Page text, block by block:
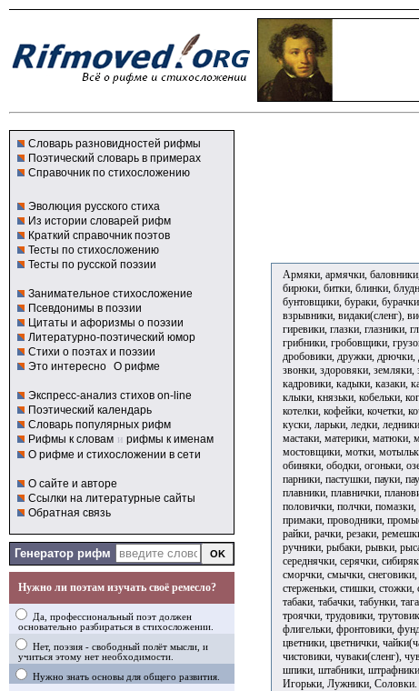
Словарь разновидностей рифмы
Поэтический словарь в примерах
Справочник по стихосложению
Эволюция русского стиха
Из истории словарей рифм
Краткий справочник поэтов
Тесты по стихосложению
Тесты по русской поэзии
Занимательное стихосложение
Псевдонимы в поэзии
Цитаты и афоризмы о поэзии
Литературно-поэтический юмор
Стихи о поэтах и поэзии
Это интересно О рифме
Экспресс-анализ стихов on-line
Поэтический календарь
Словарь популярных рифм
Рифмы к словам и рифмы к именам
О рифме и стихосложении в сети
О сайте и авторе
Ссылки на литературные сайты
Обратная связь
Генератор рифм
Нужно ли поэтам изучать своё ремесло?
Да, профессиональный поэт должен
основательно разбираться в стихосложении.
Нет, поэзия - свободный полёт мысли, и
учиться этому нет необходимости.
Нужно знать основы для общего развития.
Армяки, армячки,
бирюки, битки, блинки,
бунтовщики, бураки,
взрывники, видаки(сленг),
гиревики, глазки, глазники,
грибники, гробовщики,
дробовики, дружки, дрючки,
звонки, здоровяки, земляки,
кадровики, кадыки, казаки,
клыки, князьки, кобельки,
котелки, кофейки, кочетки,
куски, ларьки, ледки,
мастаки, материки, матюки,
мостовщики, мотки,
обиняки, ободки, огоньки,
парники, пастушки, пауки,
плавники, плавнички,
половички, полчки,
примаки, проводники,
райки, рачки, резаки,
ручники, рыбаки, рывки,
середнячки, серячки,
сморчки, смычки, снеговики,
стерженьки, стишки, стожки,
табаки, табачки, табунки,
троячки, трудовики,
флигельки, фронтовики,
цветники, цветнички,
чистовики, чуваки(сленг),
шпики, штабники,
Игорьки, Лужники, Соловки.